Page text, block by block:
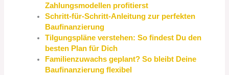
Zahlungsmodellen profitierst
Schritt-für-Schritt-Anleitung zur perfekten
Baufinanzierung
Tilgungspläne verstehen: So findest Du den
besten Plan für Dich
Familienzuwachs geplant? So bleibt Deine
Baufinanzierung flexibel